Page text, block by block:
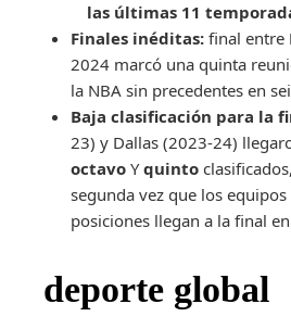
las últimas 11
Finales inéditas: final entre
2024 marcó una quinta
la NBA sin precedentes en
Baja clasificación para la
23) y Dallas (2023-24)
octavo Yquinto
segunda vez que los
posiciones llegan a la final
deporte global